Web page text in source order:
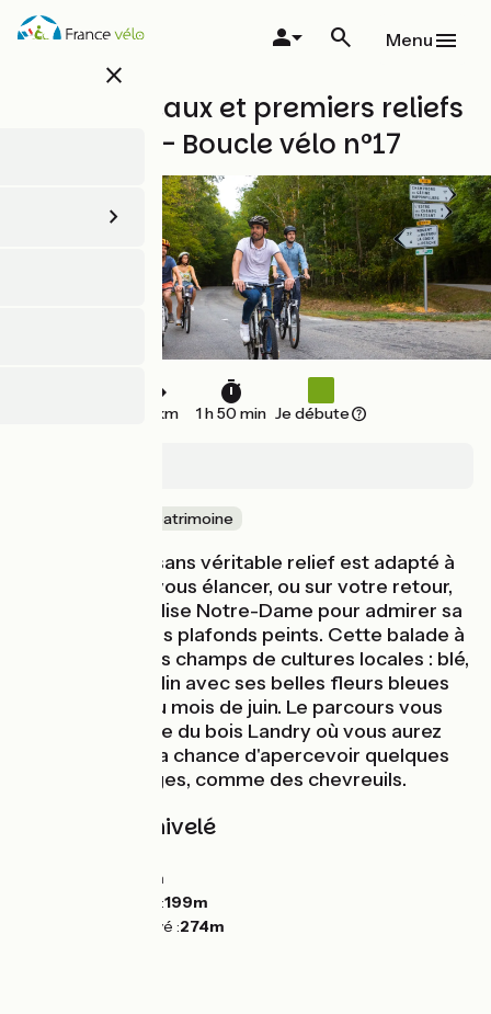
Aller
au
close
Menu
Doux plateaux et premiers reliefs
du Perche - Boucle vélo n°17
28 km 1 h 50 min Je débute
Nature & petit patrimoine
Ce circuit vélo sans véritable relief est adapté à
tous. Avant de vous élancer, ou sur votre retour,
entrez dans l'église Notre-Dame pour admirer sa
charpente et ses plafonds peints. Cette balade à
vélo traverse les champs de cultures locales : blé,
orge et surtout lin avec ses belles fleurs bleues
qui s'éveillent au mois de juin. Le parcours vous
conduit en lisière du bois Landry où vous aurez
probablement la chance d'apercevoir quelques
animaux sauvages, comme des chevreuils.
Pentes et dénivelé
84m
Point le plus bas :199m
Point le plus élevé :274m